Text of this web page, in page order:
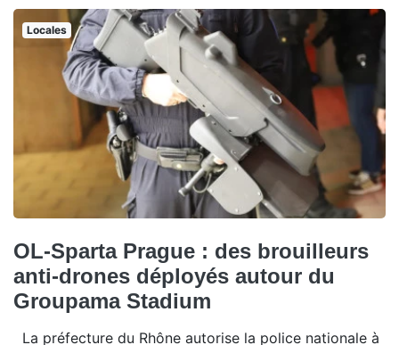
Locales
OL-Sparta Prague : des brouilleurs
anti-drones déployés autour du
Groupama Stadium
La préfecture du Rhône autorise la police nationale à